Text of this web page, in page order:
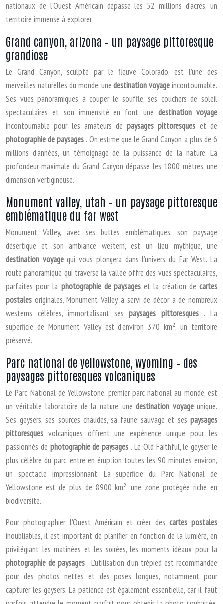
nationaux de l’Ouest Américain dépasse les 52 millions d’acres, un
territoire immense à explorer.
Grand canyon, arizona – un paysage pittoresque
grandiose
Le Grand Canyon, sculpté par le fleuve Colorado, est l’une des
merveilles naturelles du monde, une destination voyageincontournable.
Ses vues panoramiques à couper le souffle, ses couchers de soleil
spectaculaires et son immensité en font une destination voyage
incontournable pour les amateurs de paysages pittoresques et de
photographie de paysages . On estime que le Grand Canyon a plus de 6
millions d’années, un témoignage de la puissance de la nature. La
profondeur maximale du Grand Canyon dépasse les 1800 mètres, une
dimension vertigineuse.
Monument valley, utah – un paysage pittoresque
emblématique du far west
Monument Valley, avec ses buttes emblématiques, son paysage
désertique et son ambiance western, est un lieu mythique, une
destination voyagequi vous plongera dans l’univers du Far West. La
route panoramique qui traverse la vallée offre des vues spectaculaires,
parfaites pour la photographie de paysageset la création decartes
postales originales. Monument Valley a servi de décor à de nombreux
westerns célèbres, immortalisant sespaysages pittoresques . La
superficie de Monument Valley est d’environ 370 km², un territoire
préservé.
Parc national de yellowstone, wyoming – des
paysages pittoresques volcaniques
Le Parc National de Yellowstone, premier parc national au monde, est
un véritable laboratoire de la nature, unedestination voyageunique.
Ses geysers, ses sources chaudes, sa faune sauvage et ses paysages
pittoresques volcaniques offrent une expérience unique pour les
passionnés de photographie de paysages . Le Old Faithful, le geyser le
plus célèbre du parc, entre en éruption toutes les 90 minutes environ,
un spectacle impressionnant. La superficie du Parc National de
Yellowstone est de plus de 8900 km², une zone protégée riche en
biodiversité.
Pour photographier l’Ouest Américain et créer des cartes postales
inoubliables, il est important de planifier en fonction de la lumière, en
privilégiant les matinées et les soirées, les moments idéaux pour la
photographie de paysages . L’utilisation d’un trépied est recommandée
pour des photos nettes et des poses longues, notamment pour
capturer les geysers. La patience est également essentielle, car il faut